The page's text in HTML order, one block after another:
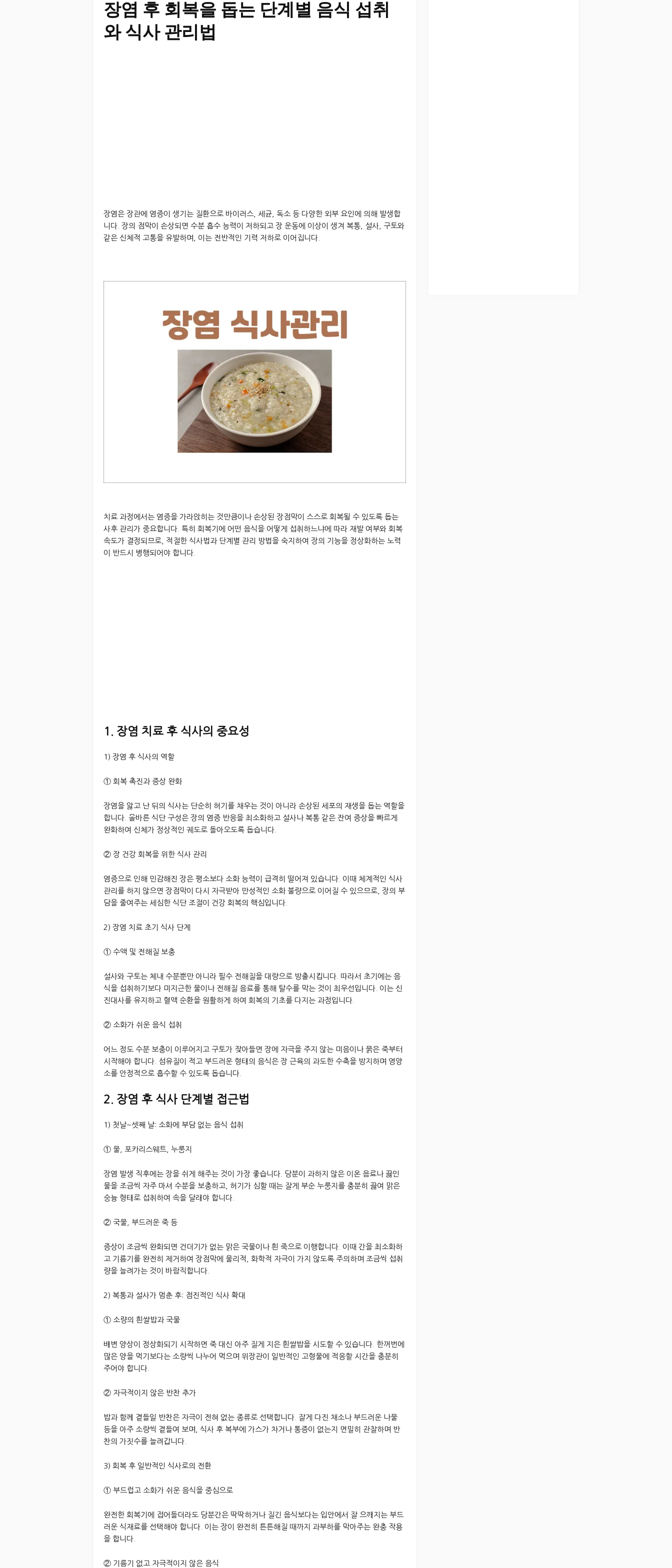
장염 후 회복을 돕는 단계별 음식 섭취
와 식사 관리법
장염은 장관에 염증이 생기는 질환으로 바이러스, 세균, 독소 등 다양한 외부 요인에 의해 발생합
니다. 장의 점막이 손상되면 수분 흡수 능력이 저하되고 장 운동에 이상이 생겨 복통, 설사, 구토와
같은 신체적 고통을 유발하며, 이는 전반적인 기력 저하로 이어집니다.
치료 과정에서는 염증을 가라앉히는 것만큼이나 손상된 장점막이 스스로 회복될 수 있도록 돕는
사후 관리가 중요합니다. 특히 회복기에 어떤 음식을 어떻게 섭취하느냐에 따라 재발 여부와 회복
속도가 결정되므로, 적절한 식사법과 단계별 관리 방법을 숙지하여 장의 기능을 정상화하는 노력
이 반드시 병행되어야 합니다.
1. 장염 치료 후 식사의 중요성
1) 장염 후 식사의 역할
① 회복 촉진과 증상 완화
장염을 앓고 난 뒤의 식사는 단순히 허기를 채우는 것이 아니라 손상된 세포의 재생을 돕는 역할을
합니다. 올바른 식단 구성은 장의 염증 반응을 최소화하고 설사나 복통 같은 잔여 증상을 빠르게
완화하여 신체가 정상적인 궤도로 돌아오도록 돕습니다.
② 장 건강 회복을 위한 식사 관리
염증으로 인해 민감해진 장은 평소보다 소화 능력이 급격히 떨어져 있습니다. 이때 체계적인 식사
관리를 하지 않으면 장점막이 다시 자극받아 만성적인 소화 불량으로 이어질 수 있으므로, 장의 부
담을 줄여주는 세심한 식단 조절이 건강 회복의 핵심입니다.
2) 장염 치료 초기 식사 단계
① 수액 및 전해질 보충
설사와 구토는 체내 수분뿐만 아니라 필수 전해질을 대량으로 방출시킵니다. 따라서 초기에는 음
식을 섭취하기보다 미지근한 물이나 전해질 음료를 통해 탈수를 막는 것이 최우선입니다. 이는 신
진대사를 유지하고 혈액 순환을 원활하게 하여 회복의 기초를 다지는 과정입니다.
② 소화가 쉬운 음식 섭취
어느 정도 수분 보충이 이루어지고 구토가 잦아들면 장에 자극을 주지 않는 미음이나 묽은 죽부터
시작해야 합니다. 섬유질이 적고 부드러운 형태의 음식은 장 근육의 과도한 수축을 방지하며 영양
소를 안정적으로 흡수할 수 있도록 돕습니다.
2. 장염 후 식사 단계별 접근법
1) 첫날~셋째 날: 소화에 부담 없는 음식 섭취
① 물, 포카리스웨트, 누룽지
장염 발생 직후에는 장을 쉬게 해주는 것이 가장 좋습니다. 당분이 과하지 않은 이온 음료나 끓인
물을 조금씩 자주 마셔 수분을 보충하고, 허기가 심할 때는 잘게 부순 누룽지를 충분히 끓여 맑은
숭늉 형태로 섭취하여 속을 달래야 합니다.
② 국물, 부드러운 죽 등
증상이 조금씩 완화되면 건더기가 없는 맑은 국물이나 흰 죽으로 이행합니다. 이때 간을 최소화하
고 기름기를 완전히 제거하여 장점막에 물리적, 화학적 자극이 가지 않도록 주의하며 조금씩 섭취
량을 늘려가는 것이 바람직합니다.
2) 복통과 설사가 멈춘 후: 점진적인 식사 확대
① 소량의 흰쌀밥과 국물
배변 양상이 정상화되기 시작하면 죽 대신 아주 질게 지은 흰쌀밥을 시도할 수 있습니다. 한꺼번에
많은 양을 먹기보다는 소량씩 나누어 먹으며 위장관이 일반적인 고형물에 적응할 시간을 충분히
주어야 합니다.
② 자극적이지 않은 반찬 추가
밥과 함께 곁들일 반찬은 자극이 전혀 없는 종류로 선택합니다. 잘게 다진 채소나 부드러운 나물
등을 아주 소량씩 곁들여 보며, 식사 후 복부에 가스가 차거나 통증이 없는지 면밀히 관찰하며 반
찬의 가짓수를 늘려갑니다.
3) 회복 후 일반적인 식사로의 전환
① 부드럽고 소화가 쉬운 음식을 중심으로
완전한 회복기에 접어들더라도 당분간은 딱딱하거나 질긴 음식보다는 입안에서 잘 으깨지는 부드
러운 식재료를 선택해야 합니다. 이는 장이 완전히 튼튼해질 때까지 과부하를 막아주는 완충 작용
을 합니다.
② 기름기 없고 자극적이지 않은 음식